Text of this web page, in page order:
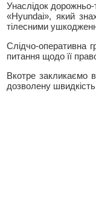
Унаслідок дорожньо-
«Hyundai», який
тілесними
Слідчо-оперативна
питання щодо її
Вкотре закликаємо
дозволену